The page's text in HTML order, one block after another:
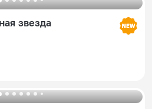
звезда